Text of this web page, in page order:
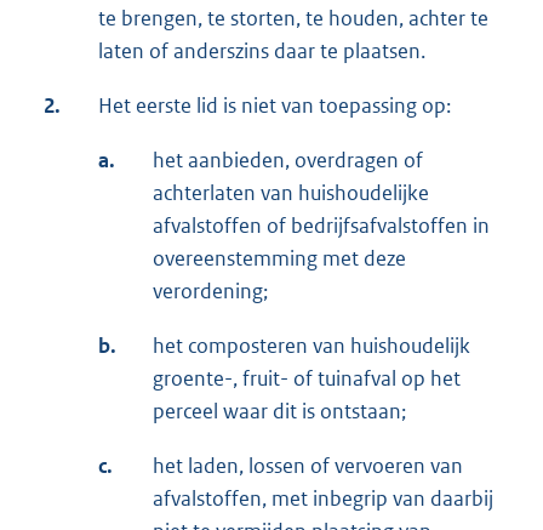
te brengen, te storten, te houden, achter te
laten of anderszins daar te plaatsen.
2. Het eerste lid is niet van toepassing op:
a.
het aanbieden, overdragen of
achterlaten van huishoudelijke
afvalstoffen of bedrijfsafvalstoffen in
overeenstemming met deze
verordening;
b.
het composteren van huishoudelijk
groente-, fruit- of tuinafval op het
perceel waar dit is ontstaan;
c.
het laden, lossen of vervoeren van
afvalstoffen, met inbegrip van daarbij